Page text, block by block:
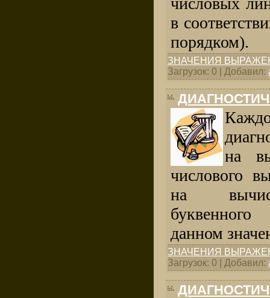
в
порядком).
ЗНАЧЕНИЯ
Загрузок: 0 | Добавил:
на
числового
на
данном
ЗНАЧЕНИЯ
Загрузок: 0 | Добавил: